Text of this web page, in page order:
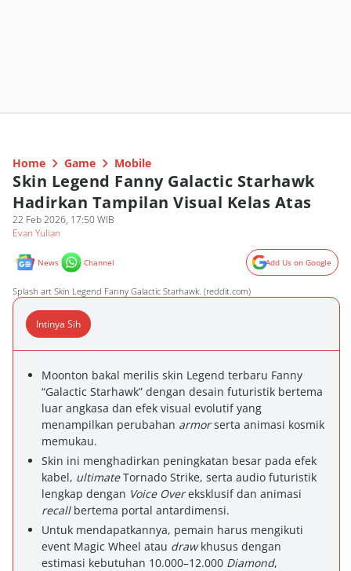
Home Game Mobile
Skin Legend Fanny Galactic Starhawk
Hadirkan Tampilan Visual Kelas Atas
22 Feb 2026, 17:50 WIB
Evan Yulian
News Channel Add Us on Google
Splash art Skin Legend Fanny Galactic Starhawk. (reddit.com)
Intinya Sih
Moonton bakal merilis skin Legend terbaru Fanny
“Galactic Starhawk” dengan desain futuristik bertema
luar angkasa dan efek visual evolutif yang
menampilkan perubahan armorserta animasi kosmik
memukau.
Skin ini menghadirkan peningkatan besar pada efek
kabel, ultimateTornado Strike, serta audio futuristik
lengkap dengan Voice Overeksklusif dan animasi
recallbertema portal antardimensi.
Untuk mendapatkannya, pemain harus mengikuti
event Magic Wheel atau drawkhusus dengan
estimasi kebutuhan 10.000–12.000 Diamond,